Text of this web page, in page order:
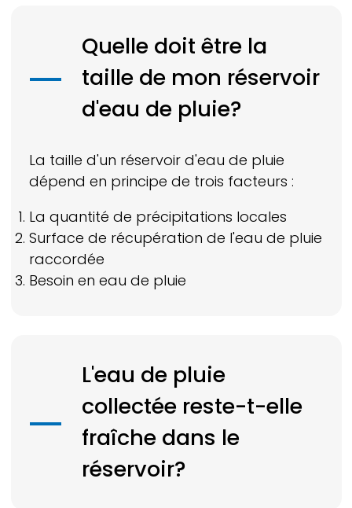
Quelle doit être la
taille de mon réservoir
d'eau de pluie?
La taille d'un réservoir d'eau de pluie
dépend en principe de trois facteurs :
La quantité de précipitations locales
Surface de récupération de l'eau de pluie
raccordée
Besoin en eau de pluie
L'eau de pluie
collectée reste-t-elle
fraîche dans le
réservoir?